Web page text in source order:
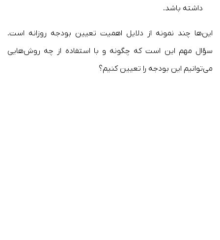
داشته باشد.
این‌ها چند نمونه از دلایل اهمیت تعیین بودجه روزانه است.
سؤال مهم این است که چگونه و با استفاده از چه روش‌هایی
می‌توانیم این بودجه را تعیین کنیم؟